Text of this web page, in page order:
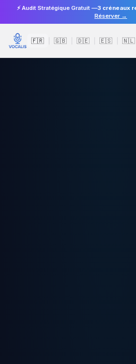
⚡ Audit Stratégique Gratuit —3 créneaux
Réserver →
🇫🇷 🇬🇧 🇩🇪 🇪🇸 🇳🇱